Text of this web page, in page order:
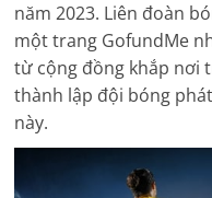
năm 2023. Liên đoàn
một trang GofundMe
từ cộng đồng khắp nơi
thành lập đội bóng
này.